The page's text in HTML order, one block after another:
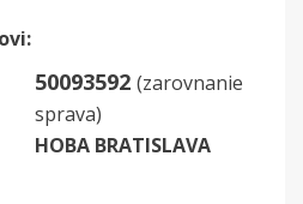
50093592 (zarovnanie
sprava)
HOBA BRATISLAVA